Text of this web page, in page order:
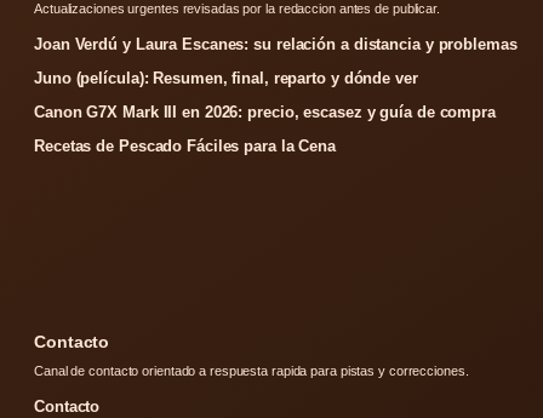
Actualizaciones urgentes revisadas por la redaccion antes de publicar.
Joan Verdú y Laura Escanes: su relación a distancia y problemas
Juno (película): Resumen, final, reparto y dónde ver
Canon G7X Mark III en 2026: precio, escasez y guía de compra
Recetas de Pescado Fáciles para la Cena
Contacto
Canal de contacto orientado a respuesta rapida para pistas y correcciones.
Contacto